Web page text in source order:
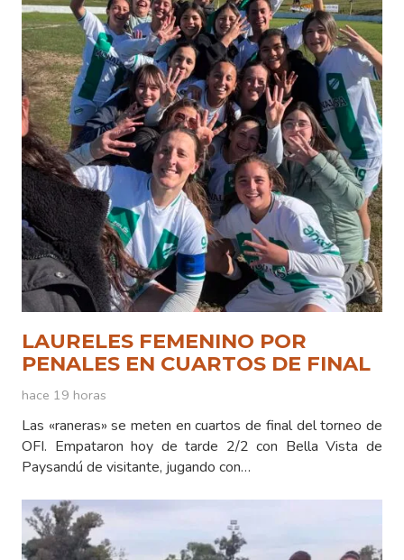
LAURELES FEMENINO POR
PENALES EN CUARTOS DE FINAL
hace 19 horas
Las «raneras» se meten en cuartos de final del torneo de
OFI. Empataron hoy de tarde 2/2 con Bella Vista de
Paysandú de visitante, jugando con…